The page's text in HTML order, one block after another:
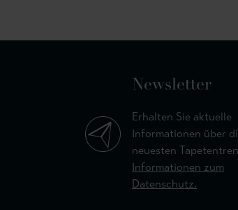
Newsletter
Erhalten Sie aktuelle
Informationen über
neuesten
Informationen zum
Datenschutz.